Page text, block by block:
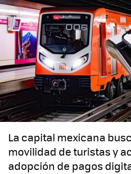
La capital mexicana
movilidad de turistas y
adopción de pagos